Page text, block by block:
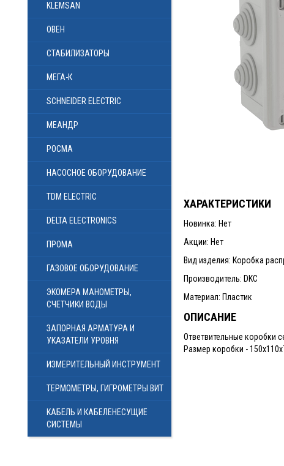
KLEMSAN
ОВЕН
СТАБИЛИЗАТОРЫ
МЕГА-К
SCHNEIDER ELECTRIC
МЕАНДР
РОСМА
НАСОСНОЕ ОБОРУДОВАНИЕ
TDM ELECTRIC
DELTA ELECTRONICS
ПРОМА
ГАЗОВОЕ ОБОРУДОВАНИЕ
ЭКОМЕРА МАНОМЕТРЫ,
СЧЕТЧИКИ ВОДЫ
ЗАПОРНАЯ АРМАТУРА И
УКАЗАТЕЛИ УРОВНЯ
ИЗМЕРИТЕЛЬНЫЙ ИНСТРУМЕНТ
ТЕРМОМЕТРЫ, ГИГРОМЕТРЫ ВИТ
КАБЕЛЬ И КАБЕЛЕНЕСУЩИЕ
СИСТЕМЫ
ХАРАКТЕРИСТИКИ
Новинка: Нет
Акции: Нет
Вид изделия: Коробка
Производитель: DKC
Материал: Пластик
ОПИСАНИЕ
Ответвительные коробки
Размер коробки -